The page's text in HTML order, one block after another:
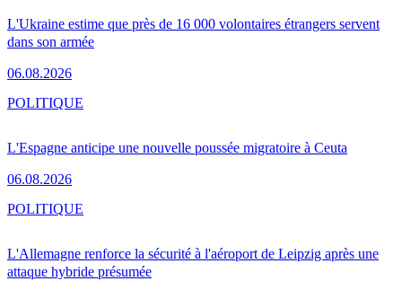
L'Ukraine estime que près de 16 000 volontaires étrangers servent
dans son armée
06.08.2026
L'Espagne anticipe une nouvelle poussée migratoire à Ceuta
06.08.2026
POLITIQUE
L'Allemagne renforce la sécurité à l'aéroport de Leipzig après une
attaque hybride présumée
POLITIQUE